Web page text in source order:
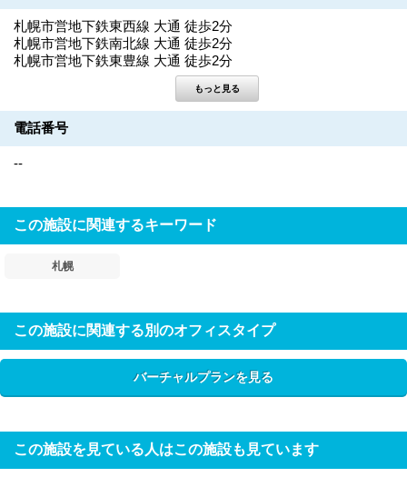
札幌市営地下鉄東西線 大通 徒歩2分
札幌市営地下鉄南北線 大通 徒歩2分
札幌市営地下鉄東豊線 大通 徒歩2分
電話番号
--
この施設に関連するキーワード
札幌
この施設に関連する別のオフィスタイプ
バーチャルプランを見る
この施設を見ている人はこの施設も見ています